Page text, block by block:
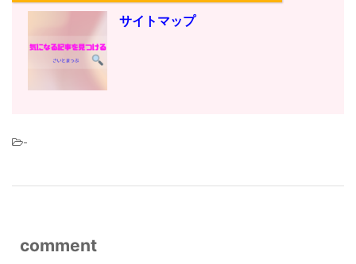
サイトマップ
-
comment